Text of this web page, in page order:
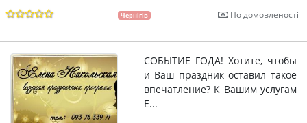
Чернігів По домовленості
СОБЫТИЕ ГОДА! Хотите, чтобы
и Ваш праздник оставил такое
впечатление? К Вашим услугам
Е...